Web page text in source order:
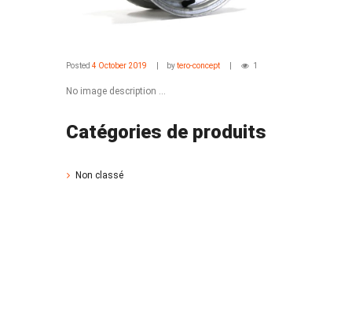
Posted 4 October 2019 bytero-concept 1
No image description ...
Catégories de produits
Non classé